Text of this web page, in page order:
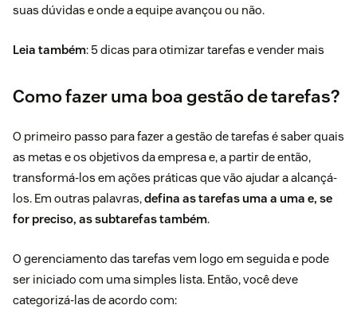
suas dúvidas e onde a equipe avançou ou não.
Leia também: 5 dicas para otimizar tarefas e vender mais
Como fazer uma boa gestão de tarefas?
O primeiro passo para fazer a gestão de tarefas ésaber quais
as metas e os objetivos da empresae, a partir de então,
transformá-los em ações práticas que vão ajudar a alcançá-
los. Em outras palavras,defina as tarefas uma a uma e, se
for preciso, as subtarefas também.
O gerenciamento das tarefas vem logo em seguida e pode
ser iniciado com uma simples lista. Então, você deve
categorizá-las de acordo com: